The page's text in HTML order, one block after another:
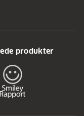
produkter